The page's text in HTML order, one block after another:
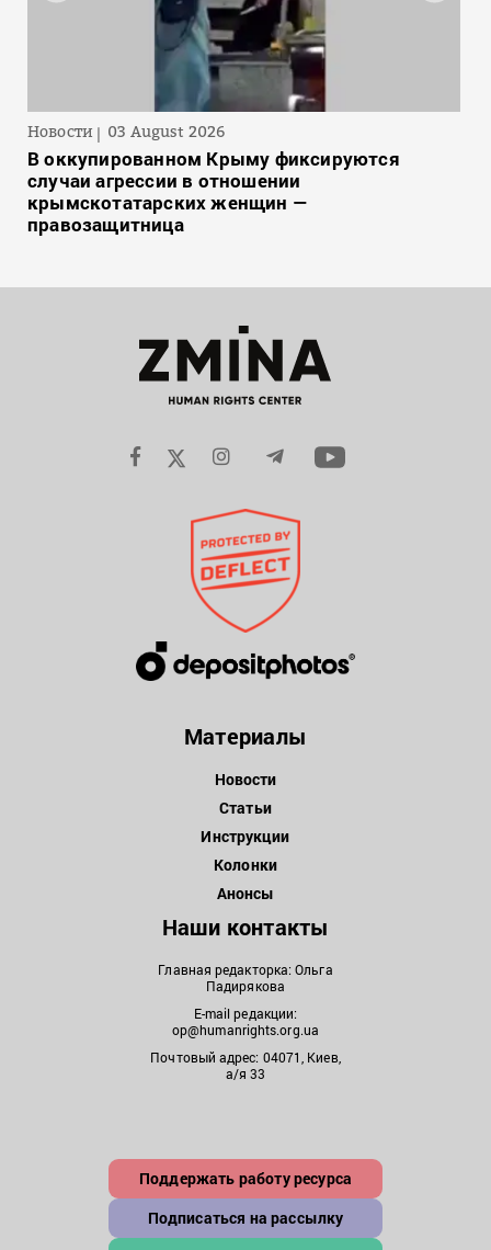
Новости 03 August 2026
В оккупированном Крыму фиксируются
случаи агрессии в отношении
крымскотатарских женщин —
правозащитница
Материалы
Новости
Статьи
Инструкции
Колонки
Анонсы
Наши контакты
Главная редакторка: Ольга
Падирякова
E-mail редакции:
op@humanrights.org.ua
Почтовый адрес: 04071, Киев,
а/я 33
Поддержать работу ресурса
Подписаться на рассылку